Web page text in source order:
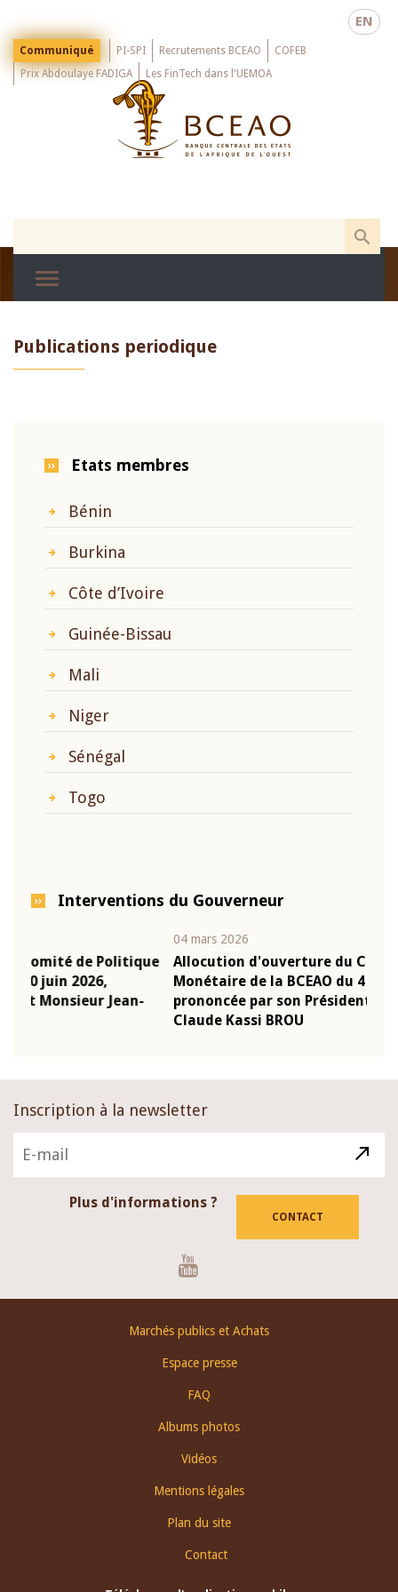
main
EN
Menu
Top
Communiqué PI-SPI Recrutements BCEAO
COFEB
Prix Abdoulaye FADIGA
Les FinTech dans l'UEMOA
Publications periodique
Etats membres
Bénin
Burkina
Côte d’Ivoire
Guinée-Bissau
Mali
Niger
Sénégal
Togo
Interventions du Gouverneur
Allocution d'ouverture du Comité de Politique
Monétaire de la BCEAO du 4 mars 2026,
prononcée par son Président Monsieur Jean-
Inscription à la newsletter
Plus d'informations ?
CONTACT
Marchés publics et Achats
Espace presse
FAQ
Albums photos
Vidéos
Mentions légales
Plan du site
Contact